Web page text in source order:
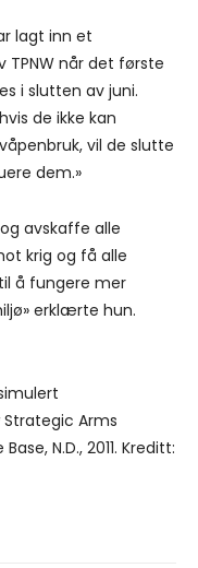
lagt inn et
når det første
i slutten av juni.
de ikke kan
vil de slutte
dem.»
avskaffe alle
krig og få alle
å fungere mer
erklærte hun.
Arms
N.D., 2011. Kreditt: